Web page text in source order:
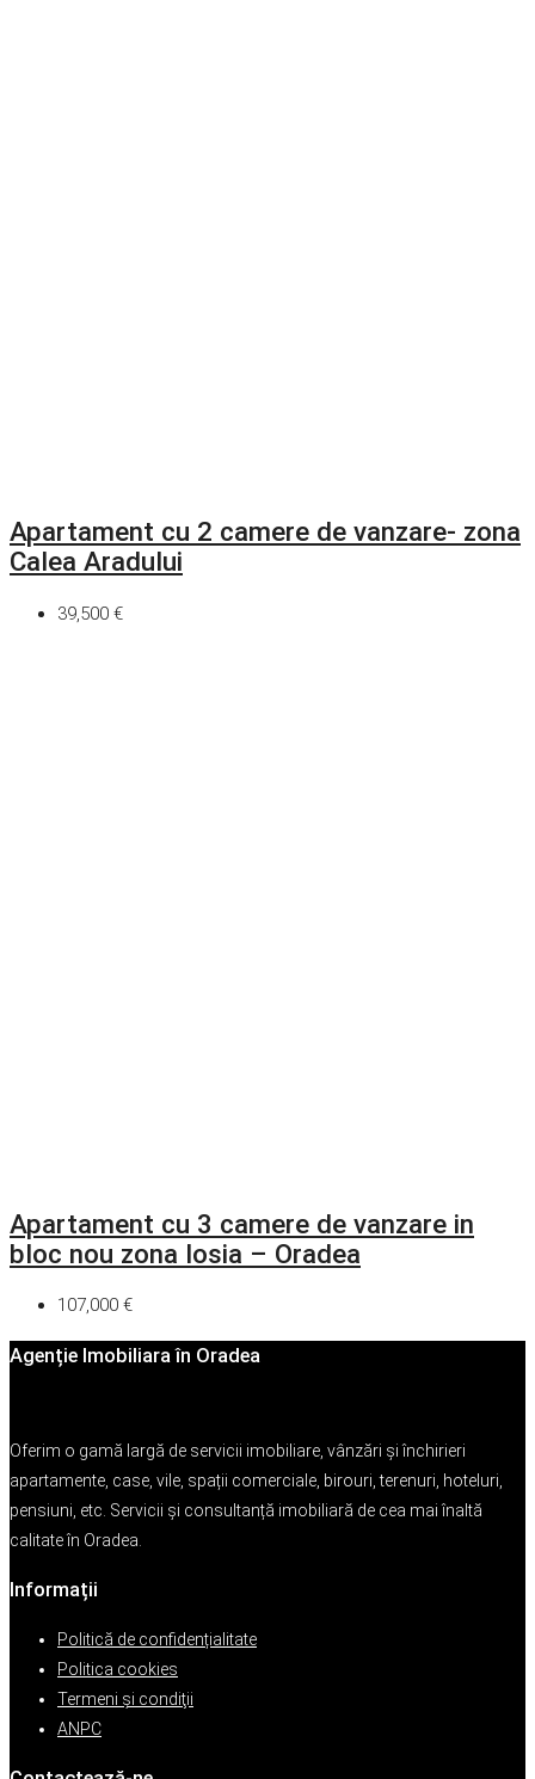
Apartament cu 2 camere de vanzare- zona
Calea Aradului
39,500 €
Apartament cu 3 camere de vanzare in
bloc nou zona Iosia – Oradea
107,000 €
Agenție Imobiliara în Oradea
Oferim o gamă largă de servicii imobiliare, vânzări și închirieri
apartamente, case, vile, spații comerciale, birouri, terenuri, hoteluri,
pensiuni, etc. Servicii și consultanță imobiliară de cea mai înaltă
calitate în Oradea.
Informații
Politică de confidențialitate
Politica cookies
Termeni şi condiţii
ANPC